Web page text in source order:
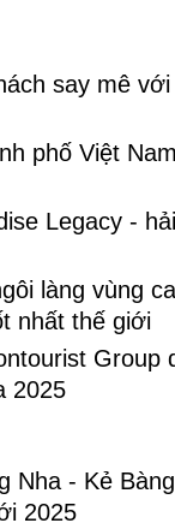
say mê
phố Việt
Legacy -
làng vùng
nhất thế giới
Group
2025
Nha - Kẻ
2025